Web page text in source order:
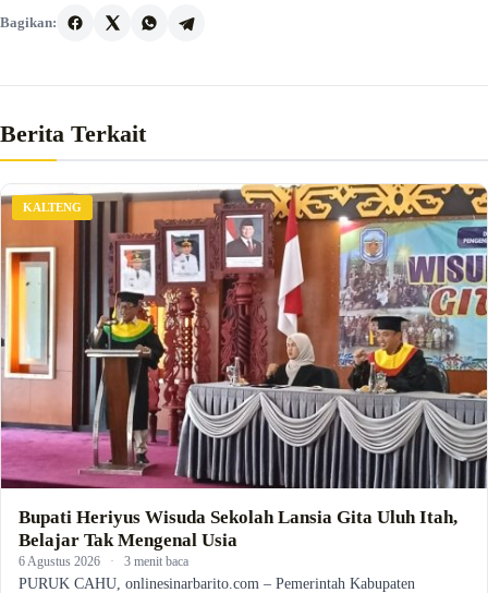
Bagikan:
Berita Terkait
KALTENG
Bupati Heriyus Wisuda Sekolah Lansia Gita Uluh Itah,
Belajar Tak Mengenal Usia
6 Agustus 2026 · 3 menit baca
PURUK CAHU, onlinesinarbarito.com – Pemerintah Kabupaten